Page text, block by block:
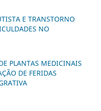
E TRANSTORNO
NO
PLANTAS MEDICINAIS
DE FERIDAS